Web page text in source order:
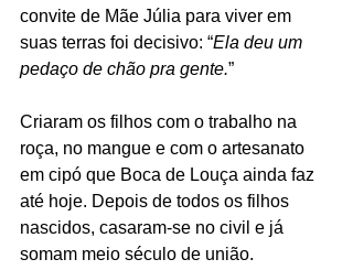
convite de Mãe Júlia para viver em
suas terras foi decisivo: “Ela deu um
pedaço de chão pra gente.”
Criaram os filhos com o trabalho na
roça, no mangue e com o artesanato
em cipó que Boca de Louça ainda faz
até hoje. Depois de todos os filhos
nascidos, casaram-se no civil e já
somam meio século de união.